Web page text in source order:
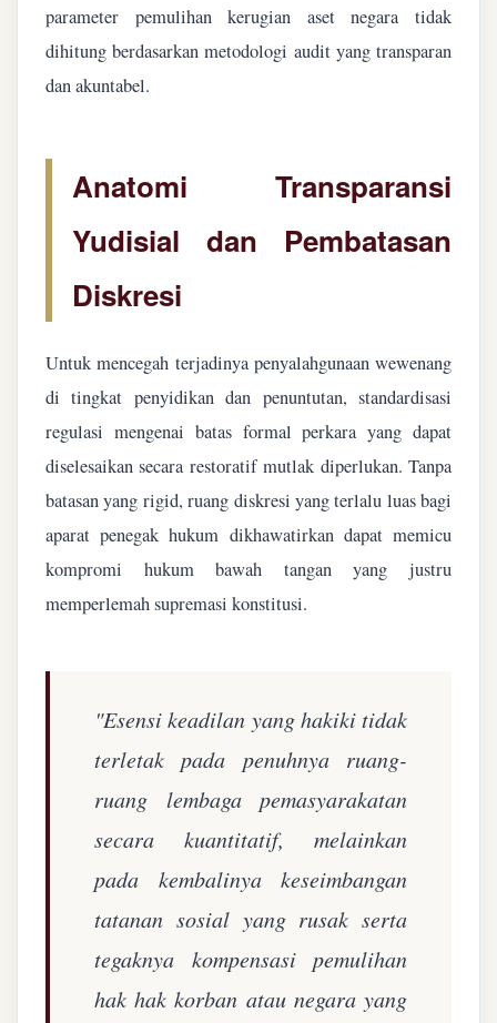
parameter pemulihan kerugian aset negara tidak
dihitung berdasarkan metodologi audit yang transparan
dan akuntabel.
Anatomi Transparansi
Yudisial dan Pembatasan
Diskresi
Untuk mencegah terjadinya penyalahgunaan wewenang
di tingkat penyidikan dan penuntutan, standardisasi
regulasi mengenai batas formal perkara yang dapat
diselesaikan secara restoratif mutlak diperlukan. Tanpa
batasan yang rigid, ruang diskresi yang terlalu luas bagi
aparat penegak hukum dikhawatirkan dapat memicu
kompromi hukum bawah tangan yang justru
memperlemah supremasi konstitusi.
"Esensi keadilan yang hakiki tidak
terletak pada penuhnya ruang-
ruang lembaga pemasyarakatan
secara kuantitatif, melainkan
pada kembalinya keseimbangan
tatanan sosial yang rusak serta
tegaknya kompensasi pemulihan
hak hak korban atau negara yang